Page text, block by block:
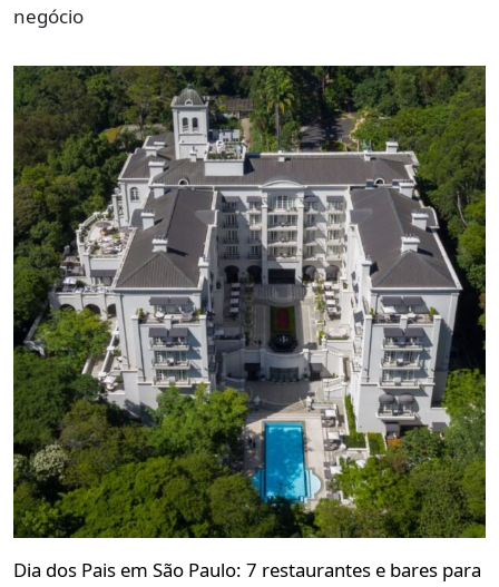
negócio
Dia dos Pais em São Paulo: 7 restaurantes e bares para